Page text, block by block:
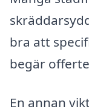
bra att
begär
En annan